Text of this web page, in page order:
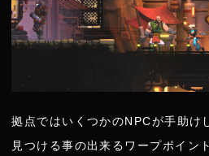
拠点ではいくつかのNPCが手助け
見つける事の出来るワープポイン